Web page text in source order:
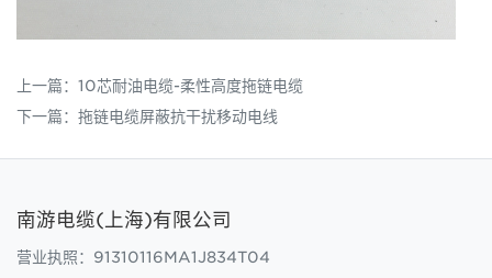
上一篇： 10芯耐油电缆-柔性高度拖链电缆
下一篇： 拖链电缆屏蔽抗干扰移动电线
南游电缆(上海)有限公司
营业执照：91310116MA1J834T04